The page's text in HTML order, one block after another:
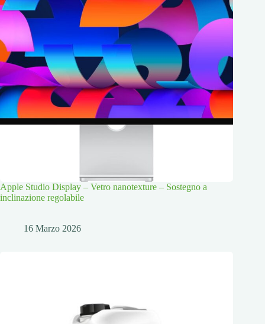
Apple Studio Display – Vetro nanotexture – Sostegno a
inclinazione regolabile
16 Marzo 2026